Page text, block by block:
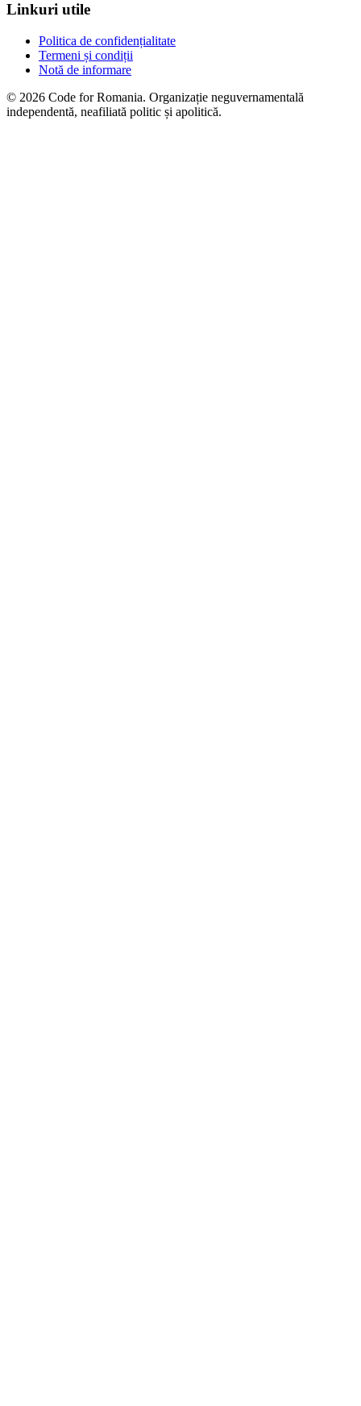
Linkuri utile
Politica de confidențialitate
Termeni și condiții
Notă de informare
© 2026 Code for Romania. Organizație neguvernamentală
independentă, neafiliată politic și apolitică.